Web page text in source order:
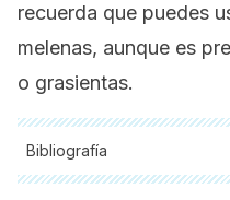
recuerda que puedes
melenas, aunque es
o grasientas.
Bibliografía
Todas las fuentes citadas